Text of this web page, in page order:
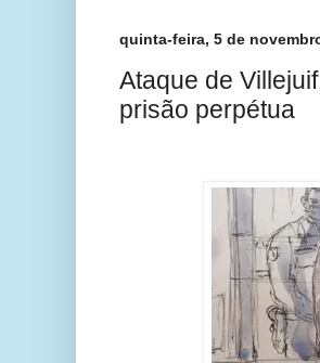
quinta-feira, 5 de
Ataque de
prisão perpétua